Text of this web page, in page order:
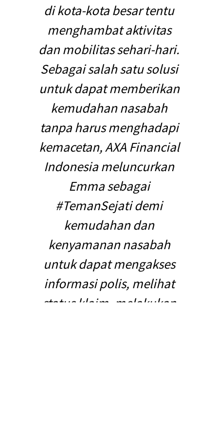
di kota-kota besar tentu
menghambat aktivitas
dan mobilitas sehari-hari.
Sebagai salah satu solusi
untuk dapat memberikan
kemudahan nasabah
tanpa harus menghadapi
kemacetan, AXA Financial
Indonesia meluncurkan
Emma sebagai
#TemanSejati demi
kemudahan dan
kenyamanan nasabah
untuk dapat mengakses
informasi polis, melihat
status klaim, melakukan